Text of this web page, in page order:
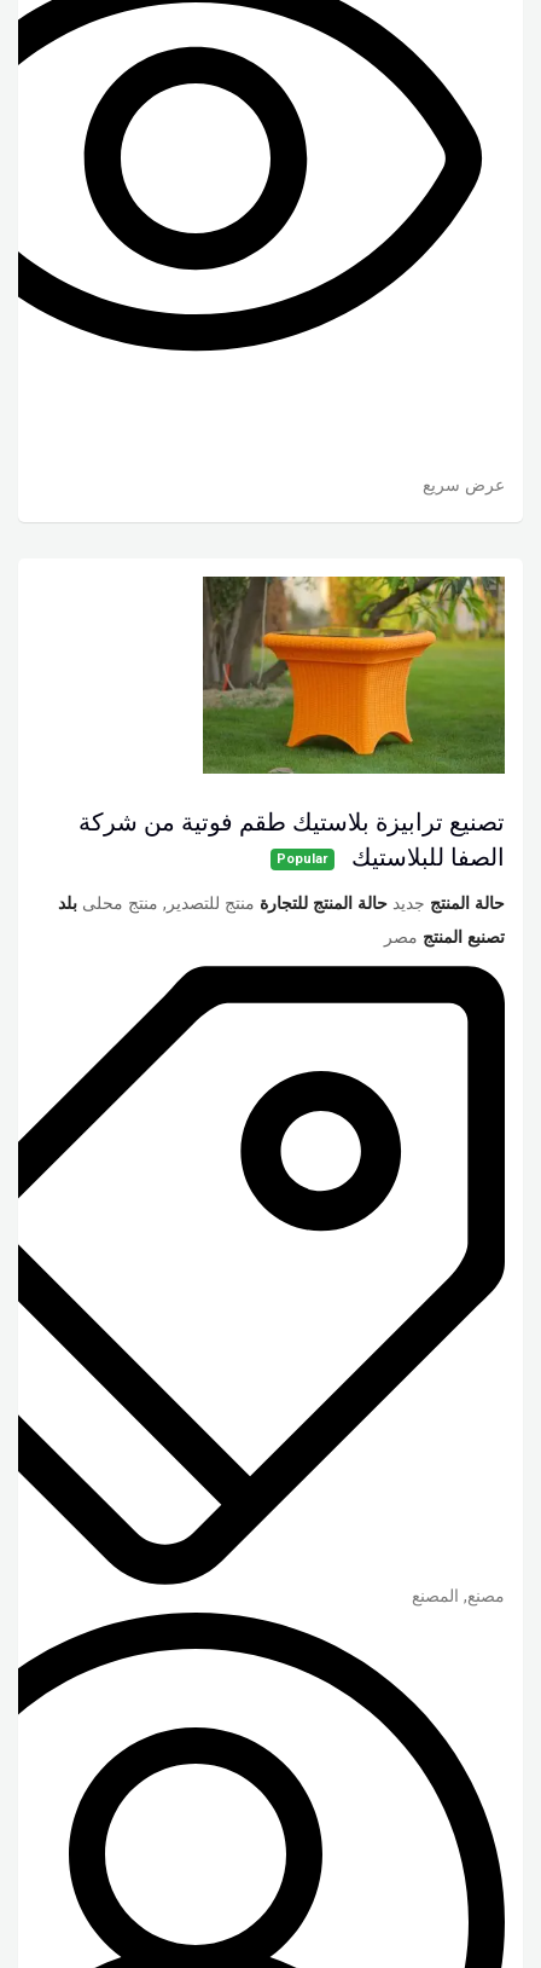
عرض سريع
تصنيع ترابيزة بلاستيك طقم فوتية من شركة
الصفا للبلاستيك
Popular
حالة المنتج جديد حالة المنتج للتجارة منتج للتصدير, منتج محلى بلد
تصنبع المنتج مصر
مصنع, المصنع